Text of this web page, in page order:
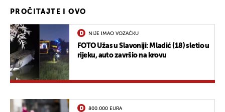
PROČITAJTE I OVO
NIJE IMAO VOZAČKU
FOTO Užas u Slavoniji: Mladić (18) sletio u
rijeku, auto završio na krovu
800.000 EURA